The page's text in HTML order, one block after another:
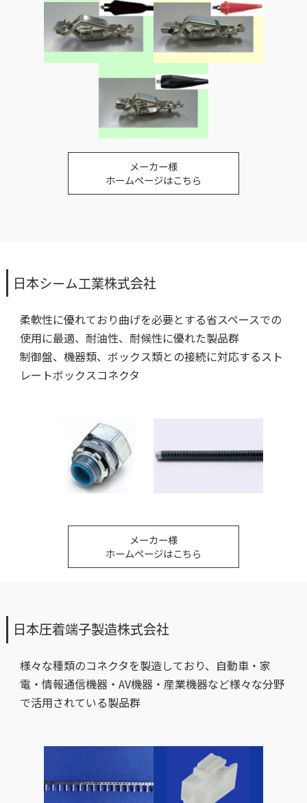
メーカー様
ホームページはこちら
日本シーム工業株式会社
柔軟性に優れており曲げを必要とする省スペースでの
使用に最適、耐油性、耐候性に優れた製品群
制御盤、機器類、ボックス類との接続に対応するスト
レートボックスコネクタ
メーカー様
ホームページはこちら
日本圧着端子製造株式会社
様々な種類のコネクタを製造しており、自動車・家
電・情報通信機器・AV機器・産業機器など様々な分野
で活用されている製品群